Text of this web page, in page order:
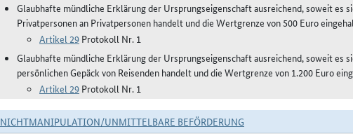
Glaubhafte mündliche Erklärung der Ursprungseigenschaft ausreichend, soweit es
Privatpersonen an Privatpersonen handelt und die Wertgrenze von 500 Euro
Artikel 29 Protokoll Nr. 1
Glaubhafte mündliche Erklärung der Ursprungseigenschaft ausreichend, soweit es
persönlichen Gepäck von Reisenden handelt und die Wertgrenze von 1.200 Euro
Artikel 29 Protokoll Nr. 1
NICHTMANIPULATION/UNMITTELBARE BEFÖRDERUNG